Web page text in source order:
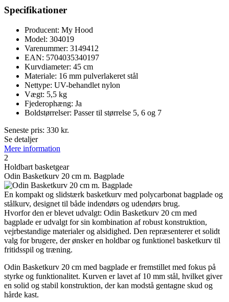
Specifikationer
Producent: My Hood
Model: 304019
Varenummer: 3149412
EAN: 5704035340197
Kurvdiameter: 45 cm
Materiale: 16 mm pulverlakeret stål
Nettype: UV-behandlet nylon
Vægt: 5,5 kg
Fjederophæng: Ja
Boldstørrelser: Passer til størrelse 5, 6 og 7
Seneste pris: 330 kr.
Se detaljer
Mere information
2
Holdbart basketgear
Odin Basketkurv 20 cm m. Bagplade
En kompakt og slidstærk basketkurv med polycarbonat bagplade og
stålkurv, designet til både indendørs og udendørs brug.
Hvorfor den er blevet udvalgt: Odin Basketkurv 20 cm med
bagplade er udvalgt for sin kombination af robust konstruktion,
vejrbestandige materialer og alsidighed. Den repræsenterer et solidt
valg for brugere, der ønsker en holdbar og funktionel basketkurv til
fritidsspil og træning.
Odin Basketkurv 20 cm med bagplade er fremstillet med fokus på
styrke og funktionalitet. Kurven er lavet af 10 mm stål, hvilket giver
en solid og stabil konstruktion, der kan modstå gentagne skud og
hårde kast.